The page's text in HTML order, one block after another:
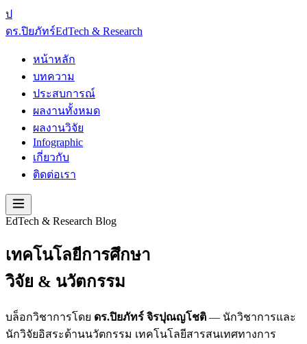
ป
ดร.ปิยภัทร์EdTech & Research
หน้าหลัก
บทความ
ประสบการณ์
ผลงานทั้งหมด
ผลงานวิจัย
Infographic
เกี่ยวกับ
ติดต่อเรา
EdTech & Research Blog
เทคโนโลยีการศึกษา
วิจัย & นวัตกรรม
บล็อกวิชาการโดย ดร.ปิยภัทร์ จิรปุณญโชติ — นักวิชาการและ
นักวิจัยอิสระด้านนวัตกรรม เทคโนโลยีสารสนเทศทางการ